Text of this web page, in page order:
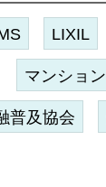
LIXIL
マンション
普及協会